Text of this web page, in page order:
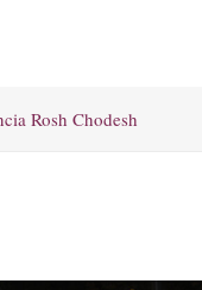
Rosh Chodesh